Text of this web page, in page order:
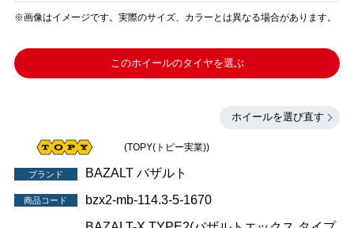
※画像はイメージです。実際のサイズ、カラーとは異なる場合があります。
このホイールのタイヤを選ぶ
ホイールを選び直す
(TOPY(トピー実業))
ブランド BAZALT バザルト
商品コード bzx2-mb-114.3-5-1670